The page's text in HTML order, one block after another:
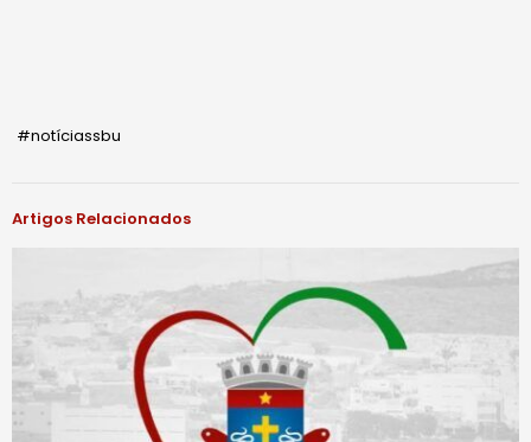
#notíciassbu
Artigos Relacionados